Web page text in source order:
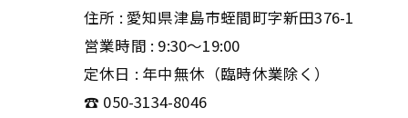
住所 : 愛知県津島市蛭間町字新田376-1
営業時間 : 9:30〜19:00
定休日 : 年中無休（臨時休業除く）
☎️ 050-3134-8046